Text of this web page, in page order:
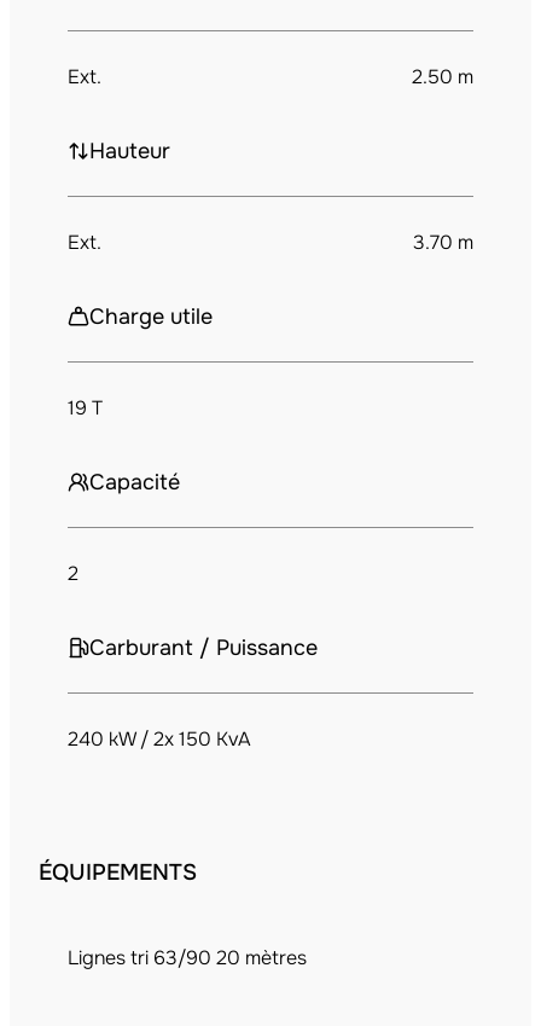
Ext. 2.50 m
Hauteur
Ext. 3.70 m
Charge utile
19 T
Capacité
2
Carburant / Puissance
240 kW / 2x 150 KvA
ÉQUIPEMENTS
Lignes tri 63/90 20 mètres